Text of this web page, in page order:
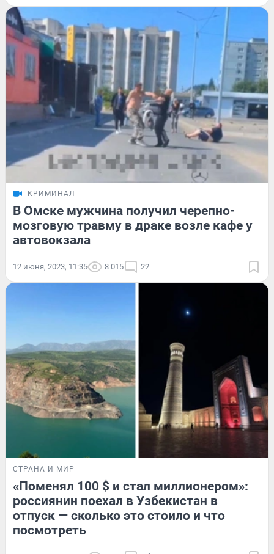
КРИМИНАЛ
В Омске мужчина получил черепно-
мозговую травму в драке возле кафе у
автовокзала
12 июня, 2023, 11:35 8 015 22
СТРАНА И МИР
«Поменял 100 $ и стал миллионером»:
россиянин поехал в Узбекистан в
отпуск — сколько это стоило и что
посмотреть